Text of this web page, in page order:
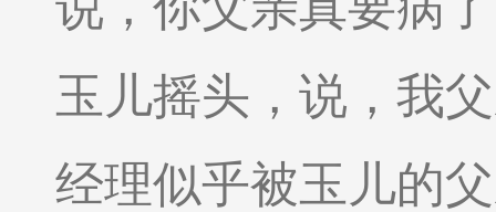
玉儿摇头，说，我
经理似乎被玉儿的